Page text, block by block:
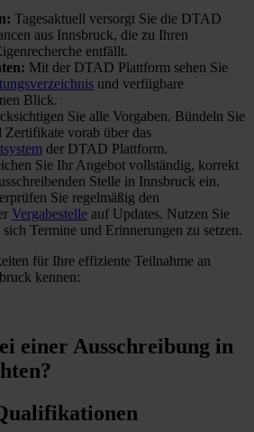
Tagesaktuell versorgt Sie die DTAD
aus Innsbruck, die zu Ihren
entfällt.
Mit der DTAD Plattform sehen Sie
und verfügbare
Blick.
Sie alle Vorgaben. Bündeln Sie
vorab über das
der DTAD Plattform.
Sie Ihr Angebot vollständig, korrekt
Stelle in Innsbruck ein.
Sie regelmäßig den
Vergabestelle auf Updates. Nutzen Sie
Termine und Erinnerungen zu setzen.
für Ihre effiziente Teilnahme an
kennen:
einer Ausschreibung in